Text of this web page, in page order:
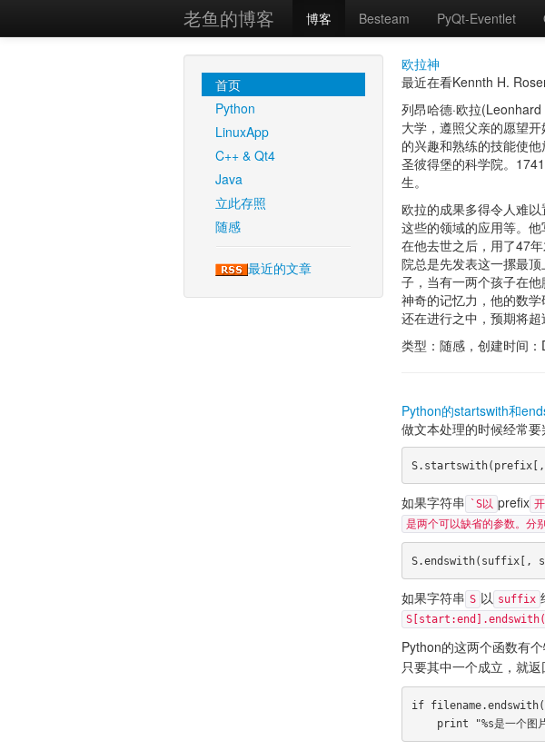
老鱼的博客 博客 Besteam PyQt-Eventlet
首页
Python
LinuxApp
C++ & Qt4
Java
立此存照
随感
最近的文章
欧拉神
最近在看Kennth H.
列昂哈德·欧拉
大学，遵照父亲的愿望
的兴趣和熟练的技能使
圣彼得堡的科学院。
生。
欧拉的成果多得令人难
这些的领域的应用等。
在他去世之后，用了47
院总是先发表这一摞最
子，当有一两个孩子在
神奇的记忆力，他的数
还在进行之中，预期将超
类型：随感，创建时间
Python的startswith和
做文本处理的时候经常
如果字符串 `S以 prefix
是两个可以缺省的参数。分
如果字符串 S 以 suffix
Python的这两个函数有
只要其中一个成立，就返
if